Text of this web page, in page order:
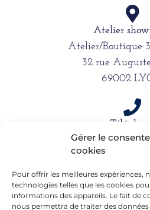
Gérer le
cookies
Pour offrir les meilleures expériences,
technologies telles que les cookies
informations des appareils. Le fait de
nous permettra de traiter des
Atelier
Atelier/Boutique
32 rue
69002
Téléphone
06 15 61
Mail